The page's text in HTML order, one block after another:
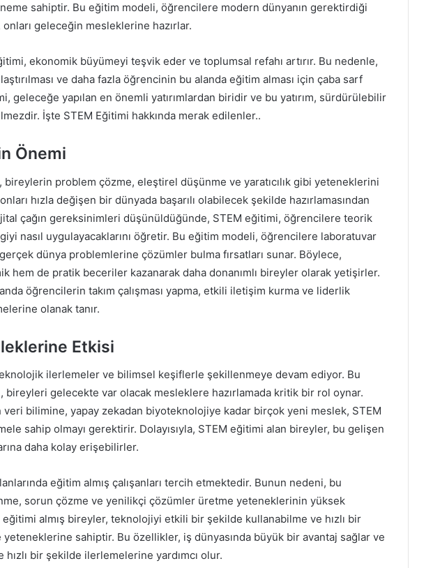
sahiptir. Bu eğitim modeli, öğrencilere modern dünyanın gerektirdiği
geleceğin mesleklerine hazırlar.
ekonomik büyümeyi teşvik eder ve toplumsal refahı artırır. Bu nedenle,
ve daha fazla öğrencinin bu alanda eğitim alması için çaba sarf
geleceğe yapılan en önemli yatırımlardan biridir ve bu yatırım, sürdürülebilir
İşte STEM Eğitimi hakkında merak edilenler..
Önemi
problem çözme, eleştirel düşünme ve yaratıcılık gibi yeteneklerini
hızla değişen bir dünyada başarılı olabilecek şekilde hazırlamasından
çağın gereksinimleri düşünüldüğünde, STEM eğitimi, öğrencilere teorik
nasıl uygulayacaklarını öğretir. Bu eğitim modeli, öğrencilere laboratuvar
dünya problemlerine çözümler bulma fırsatları sunar. Böylece,
hem de pratik beceriler kazanarak daha donanımlı bireyler olarak yetişirler.
öğrencilerin takım çalışması yapma, etkili iletişim kurma ve liderlik
olanak tanır.
Etkisi
ilerlemeler ve bilimsel keşiflerle şekillenmeye devam ediyor. Bu
bireyleri gelecekte var olacak mesleklere hazırlamada kritik bir rol oynar.
bilimine, yapay zekadan biyoteknolojiye kadar birçok yeni meslek, STEM
sahip olmayı gerektirir. Dolayısıyla, STEM eğitimi alan bireyler, bu gelişen
daha kolay erişebilirler.
eğitim almış çalışanları tercih etmektedir. Bunun nedeni, bu
sorun çözme ve yenilikçi çözümler üretme yeteneklerinin yüksek
eğitimi almış bireyler, teknolojiyi etkili bir şekilde kullanabilme ve hızlı bir
sahiptir. Bu özellikler, iş dünyasında büyük bir avantaj sağlar ve
bir şekilde ilerlemelerine yardımcı olur.